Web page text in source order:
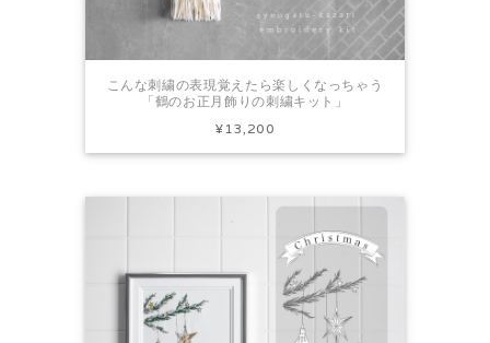
こんな刺繍の表現覚えたら楽しくなっちゃう
「鶴のお正月飾りの刺繍キット」
¥13,200